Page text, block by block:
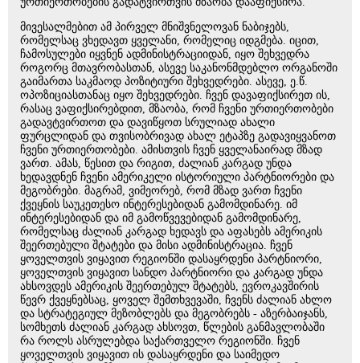
მივესალმებით ამ პირველ მნიშვნელოვან ნაბიჯებს,
რომელსაც ვხედავთ ყველანი, რომელიც იდგმება. იცით,
ჩამოსულები იყვნენ ადმინისტრაციიდან, იყო შეხვედრა
როგორც მთავრობასთან, ასევე საკანონმდებლო ორგანოში
გაიმართა საკმაოდ პოზიტიური შეხვედრები. ასევე, ე.წ.
ოპოზიციასთანაც იყო შეხვედრები. ჩვენ დავაფიქსირეთ ის,
რასაც ვაფიქსირებდით, მზაობა, რომ ჩვენი ურთიერთობები
გადავტვირთოთ და დავიწყოთ სრულიად ახალი
ფურცლიდან და თვისობრივად ახალ ეტაპზე გადავიყვანოთ
ჩვენი ურთიერთობები. ამისთვის ჩვენ ყველანაირად მზად
ვართ. ამას, წესით და რიგით, ძალიან კარგად უნდა
ხედავდნენ ჩვენი ამერიკელი ისტორიული პარტნიორები და
მეგობრები. მაგრამ, ვიმეორებ, რომ მზად ვართ ჩვენი
ქვეყნის საუკეთესო ინტერესებიდან გამომდინარე. იმ
ინტერესებიდან და იმ გამოწვევებიდან გამომდინარე,
რომელსაც ძალიან კარგად ხედავს და აფასებს ამერიკის
შეერთებული შტატები და მისი ადმინისტრაცია. ჩვენ
ყოველთვის ვიყავით რეგიონში დასაყრდენი პარტნიორი,
ყოველთვის ვიყავით სანდო პარტნიორი და კარგად უნდა
ახსოვდეს ამერიკის შეერთებულ შტატებს, ევროკავშირის
წევრ ქვეყნებსაც, ყოველ შემთხვევაში, ჩვენს ძალიან ახლო
და სტრატეგიულ მეზობლებს და მეგობრებს - აზერბაიჯანს,
სომხეთს ძალიან კარგად ახსოვთ, წლების განმავლობაში
რა როლს ასრულებდა საქართველო რეგიონში. ჩვენ
ყოველთვის ვიყავით ის დასაყრდენი და საიმედო